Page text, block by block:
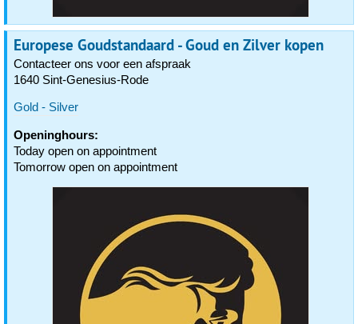
Europese Goudstandaard - Goud en Zilver kopen
Contacteer ons voor een afspraak
1640 Sint-Genesius-Rode
Gold - Silver
Openinghours:
Today open on appointment
Tomorrow open on appointment